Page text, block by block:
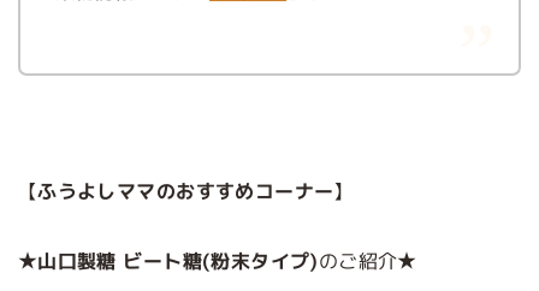
【ふうよしママのおすすめコーナー】
★山口製糖 ビート糖(粉末タイプ)のご紹介★